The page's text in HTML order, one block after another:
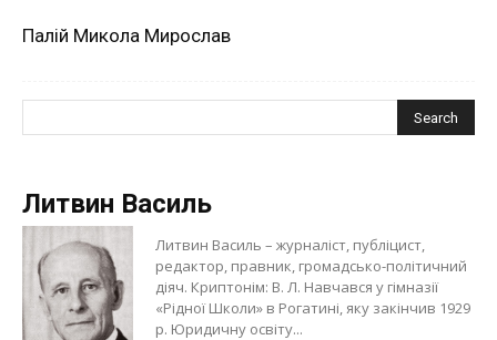
Палій Микола Мирослав
Литвин Василь
Литвин Василь – журналіст, публіцист,
редактор, правник, громадсько-політичний
діяч. Криптонім: В. Л. Навчався у гімназії
«Рідної Школи» в Рогатині, яку закінчив 1929
р. Юридичну освіту...